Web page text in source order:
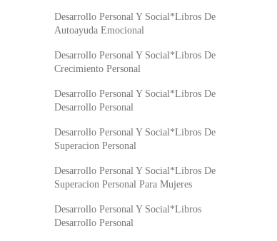
Desarrollo Personal Y Social*Libros De
Autoayuda Emocional
Desarrollo Personal Y Social*Libros De
Crecimiento Personal
Desarrollo Personal Y Social*Libros De
Desarrollo Personal
Desarrollo Personal Y Social*Libros De
Superacion Personal
Desarrollo Personal Y Social*Libros De
Superacion Personal Para Mujeres
Desarrollo Personal Y Social*Libros
Desarrollo Personal